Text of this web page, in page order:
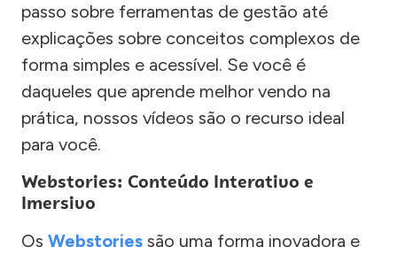
passo sobre ferramentas de gestão até
explicações sobre conceitos complexos de
forma simples e acessível. Se você é
daqueles que aprende melhor vendo na
prática, nossos vídeos são o recurso ideal
para você.
Webstories: Conteúdo Interativo e
Imersivo
Os Webstories são uma forma inovadora e